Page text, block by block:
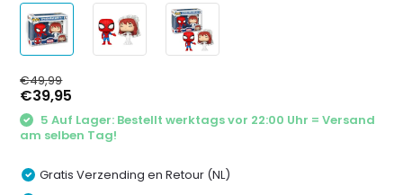
€49,99
€39,95
5 Auf Lager: Bestellt werktags vor 22:00 Uhr = Versand
am selben Tag!
Gratis Verzending en Retour (NL)